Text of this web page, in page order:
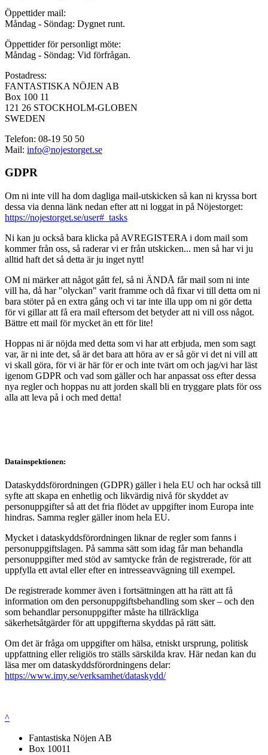
Öppettider mail:
Måndag - Söndag: Dygnet runt.
Öppettider för personligt möte:
Måndag - Söndag: Vid förfrågan.
Postadress:
FANTASTISKA NÖJEN AB
Box 100 11
121 26 STOCKHOLM-GLOBEN
SWEDEN
Telefon: 08-19 50 50
Mail: info@nojestorget.se
GDPR
Om ni inte vill ha dom dagliga mail-utskicken så kan ni kryssa bort
dessa via denna länk nedan efter att ni loggat in på Nöjestorget:
https://nojestorget.se/user#_tasks
Ni kan ju också bara klicka på AVREGISTERA i dom mail som
kommer från oss, så raderar vi er från utskicken... men så har vi ju
alltid haft det så detta är ju inget nytt!
OM ni märker att något gått fel, så ni ÄNDÅ får mail som ni inte
vill ha, då har "olyckan" varit framme och då fixar vi till detta om ni
bara stöter på en extra gång och vi tar inte illa upp om ni gör detta
för vi gillar att få era mail eftersom det betyder att ni vill oss något.
Bättre ett mail för mycket än ett för lite!
Hoppas ni är nöjda med detta som vi har att erbjuda, men som sagt
var, är ni inte det, så är det bara att höra av er så gör vi det ni vill att
vi skall göra, för vi är här för er och inte tvärt om och jag/vi har läst
igenom GDPR och vad som gäller och har anpassat oss efter dessa
nya regler och hoppas nu att jorden skall bli en tryggare plats för oss
alla att leva på i och med detta!
Datainspektionen:
Dataskyddsförordningen (GDPR) gäller i hela EU och har också till
syfte att skapa en enhetlig och likvärdig nivå för skyddet av
personuppgifter så att det fria flödet av uppgifter inom Europa inte
hindras. Samma regler gäller inom hela EU.
Mycket i dataskyddsförordningen liknar de regler som fanns i
personuppgiftslagen. På samma sätt som idag får man behandla
personuppgifter med stöd av samtycke från de registrerade, för att
uppfylla ett avtal eller efter en intresseavvägning till exempel.
De registrerade kommer även i fortsättningen att ha rätt att få
information om den personuppgiftsbehandling som sker – och den
som behandlar personuppgifter måste ha tillräckliga
säkerhetsåtgärder för att uppgifterna skyddas på rätt sätt.
Om det är fråga om uppgifter om hälsa, etniskt ursprung, politisk
uppfattning eller religiös tro ställs särskilda krav. Här nedan kan du
läsa mer om dataskyddsförordningens delar:
https://www.imy.se/verksamhet/dataskydd/
^
Fantastiska Nöjen AB
Box 10011